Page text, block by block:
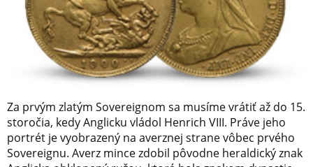
Za prvým zlatým Sovereignom sa musíme vrátiť až do 15.
storočia, kedy Anglicku vládol Henrich VIII. Práve jeho
portrét je vyobrazený na averznej strane vôbec prvého
Sovereignu. Averz mince zdobil pôvodne heraldický znak